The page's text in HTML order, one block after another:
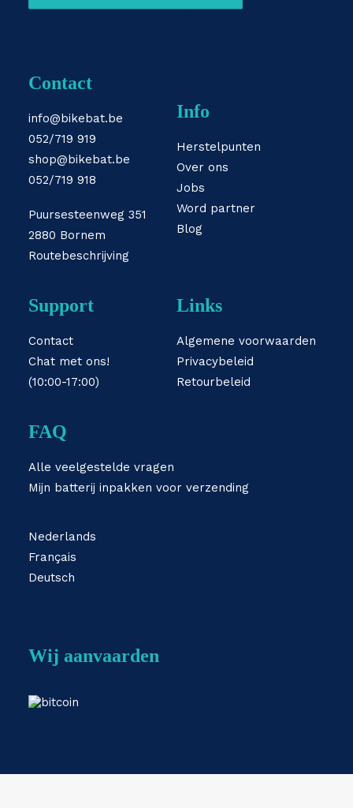
Contact
info@bikebat.be
052/719 919
shop@bikebat.be
052/719 918
Puursesteenweg 351
2880 Bornem
Routebeschrijving
Info
Herstelpunten
Over ons
Jobs
Word partner
Blog
Support
Contact
Chat met ons!
(10:00-17:00)
Links
Algemene voorwaarden
Privacybeleid
Retourbeleid
FAQ
Alle veelgestelde vragen
Mijn batterij inpakken voor verzending
Nederlands
Français
Deutsch
Wij aanvaarden